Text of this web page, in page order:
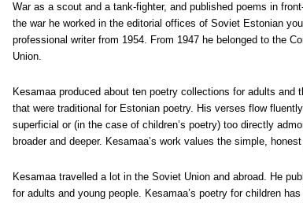
War as a scout and a tank-fighter, and published poems in
the war he worked in the editorial offices of Soviet Estonian
professional writer from 1954. From 1947 he belonged to the
Union.
Kesamaa produced about ten poetry collections for adults
that were traditional for Estonian poetry. His verses flow
superficial or (in the case of children’s poetry) too directly
broader and deeper. Kesamaa’s work values the simple,
Kesamaa travelled a lot in the Soviet Union and abroad. He
for adults and young people. Kesamaa’s poetry for children